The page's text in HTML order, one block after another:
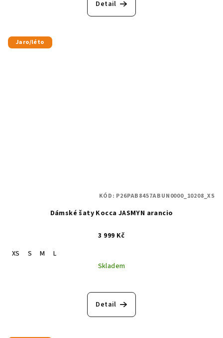
Detail
Jaro/léto
Dámské šaty Kocca JASMYN arancio
3 999 Kč
XS
S M
L
Skladem
Detail
KÓD: P26PAB8457ABUN0000_10208_XS